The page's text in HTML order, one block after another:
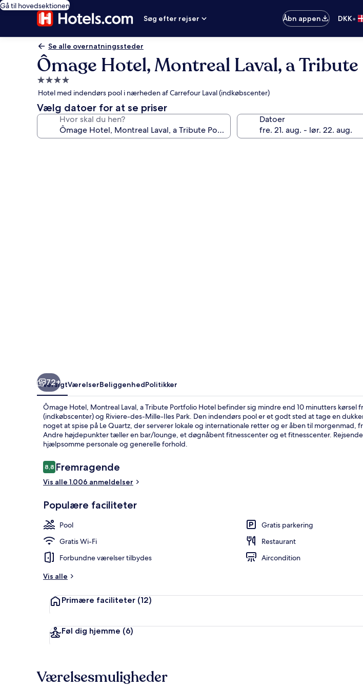
Gå til hovedsektionen
Søg efter rejser
Åbn appen DKK•
Se alle overnatningssteder
Ômage Hotel, Montreal Laval, a
4.0-
stjernet
overnatningssted
Hotel med indendørs pool i nærheden af Carrefour Laval (indkøbscenter)
Vælg datoer for at se priser
Hvor skal du hen? Datoer
72+
OversigtVærelserBeliggenhedPolitikker
Ômage Hotel, Montreal Laval, a Tribute Portfolio Hotel befinder sig mindre end 10 minutters kørsel
(indkøbscenter) og Riviere-des-Mille-Iles Park. Den indendørs pool er et godt sted at tage en
noget at spise på Le Quartz, der serverer lokale og internationale retter og er åben til morgenmad,
Andre højdepunkter tæller en bar/lounge, et døgnåbent fitnesscenter og et fitnesscenter.
hjælpsomme personale og generelle forhold.
Anmeldelser
8,88,8 ud af 10.
Fremragende
Vis alle 1.006 anmeldelser
Populære faciliteter
Pool
Gratis parkering
Gratis Wi-Fi
Restaurant
Forbundne værelser tilbydes
Aircondition
Vis alle
Primære faciliteter (12)
Føl dig hjemme (6)
Værelsesmuligheder